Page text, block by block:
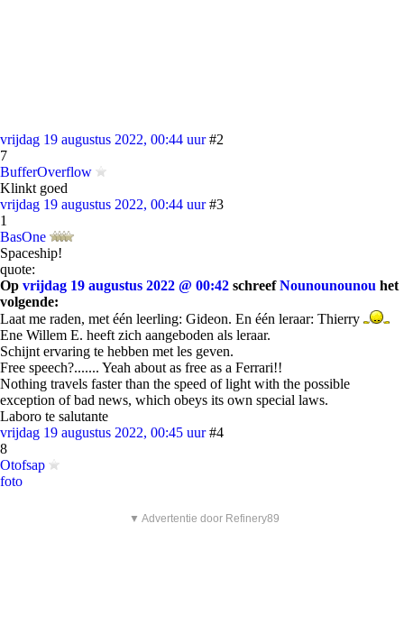
vrijdag 19 augustus 2022, 00:44 uur #2
7
BufferOverflow
Klinkt goed
vrijdag 19 augustus 2022, 00:44 uur #3
1
BasOne
Spaceship!
quote:
Op vrijdag 19 augustus 2022 @ 00:42 schreefNounounounou het
volgende:
Laat me raden, met één leerling: Gideon. En één leraar: Thierry
Ene Willem E. heeft zich aangeboden als leraar.
Schijnt ervaring te hebben met les geven.
Free speech?....... Yeah about as free as a Ferrari!!
Nothing travels faster than the speed of light with the possible
exception of bad news, which obeys its own special laws.
Laboro te salutante
vrijdag 19 augustus 2022, 00:45 uur #4
8
Otofsap
foto
▼ Advertentie door Refinery89